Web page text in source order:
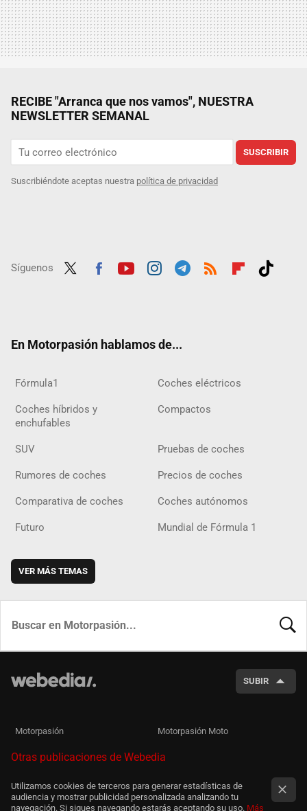
RECIBE "Arranca que nos vamos", NUESTRA
NEWSLETTER SEMANAL
SUSCRIBIR
Suscribiéndote aceptas nuestra política de privacidad
Síguenos
En Motorpasión hablamos de...
Fórmula1 Coches eléctricos
Coches híbridos y
enchufables
Compactos
SUV Pruebas de coches
Rumores de coches Precios de coches
Comparativa de coches Coches autónomos
Futuro Mundial de Fórmula 1
VER MÁS TEMAS
SUBIR
Motorpasión Motorpasión Moto
Otras publicaciones de Webedia
Utilizamos cookies de terceros para generar estadísticas de
audiencia y mostrar publicidad personalizada analizando tu
navegación. Si sigues navegando estarás aceptando su uso. Más